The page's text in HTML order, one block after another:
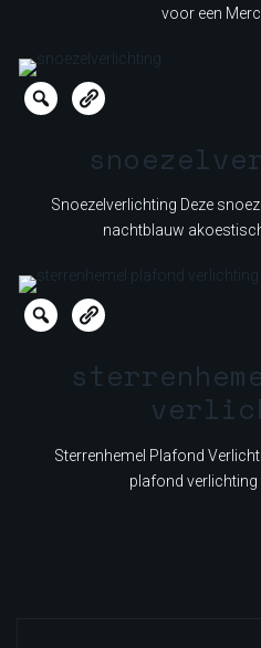
voor een
Snoezelverlichting Deze
nachtblauw
Sterrenhemel Plafond
plafond verlichting